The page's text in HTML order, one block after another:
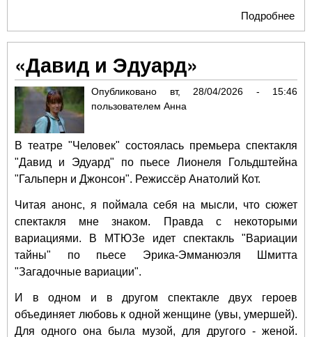
Подробнее
в
«Давид и Эдуард»
Опубликовано вт, 28/04/2026 - 15:46
пользователем Анна
В театре "Человек" состоялась премьера спектакля
"Давид и Эдуард" по пьесе Лионеля Гольдштейна
"Гальперн и Джонсон". Режиссёр Анатолий Кот.
Читая анонс, я поймала себя на мысли, что сюжет
спектакля мне знаком. Правда с некоторыми
вариациями. В МТЮЗе идет спектакль "Вариации
тайны" по пьесе Эрика-Эмманюэля Шмитта
"Загадочные вариации".
И в одном и в другом спектакле двух героев
объединяет любовь к одной женщине (увы, умершей).
Для одного она была музой, для другого - женой.